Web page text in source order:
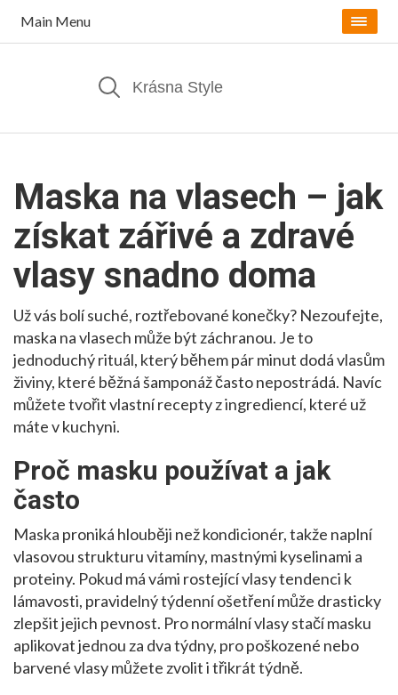
Main Menu
Maska na vlasech – jak
získat zářivé a zdravé
vlasy snadno doma
Už vás bolí suché, roztřebované konečky? Nezoufejte,
maska na vlasech může být záchranou. Je to
jednoduchý rituál, který během pár minut dodá vlasům
živiny, které běžná šamponáž často nepostrádá. Navíc
můžete tvořit vlastní recepty z ingrediencí, které už
máte v kuchyni.
Proč masku používat a jak
často
Maska proniká hlouběji než kondicionér, takže naplní
vlasovou strukturu vitamíny, mastnými kyselinami a
proteiny. Pokud má vámi rostející vlasy tendenci k
lámavosti, pravidelný týdenní ošetření může drasticky
zlepšit jejich pevnost. Pro normální vlasy stačí masku
aplikovat jednou za dva týdny, pro poškozené nebo
barvené vlasy můžete zvolit i třikrát týdně.